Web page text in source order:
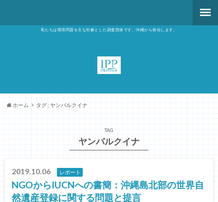
私たちは環境問題を主な対象とした調査団体です。沖縄から発信します。
ホーム タグ : ヤンバルクイナ
TAG
ヤンバルクイナ
2019.10.06 レポート
NGOからIUCNへの書簡：沖縄島北部の世界自
然遺産登録に関する問題と提言